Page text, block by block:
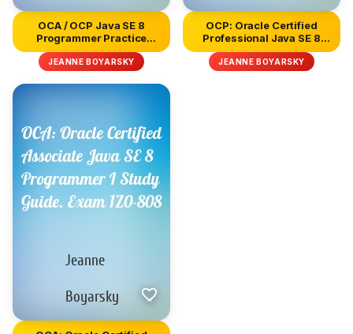
OCA / OCP Java SE 8
Programmer Practice
Tests
JEANNE BOYARSKY
OCP: Oracle Certified
Professional Java SE 8
Progr...
JEANNE BOYARSKY